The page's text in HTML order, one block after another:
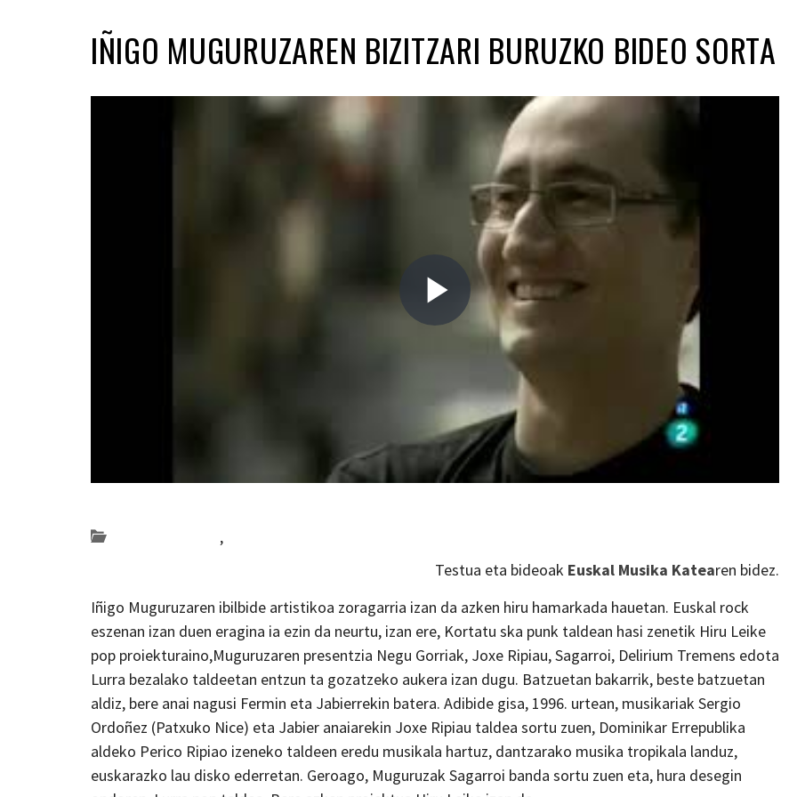
IÑIGO MUGURUZAREN BIZITZARI BURUZKO BIDEO SORTA
,
Testua eta bideoak Euskal Musika Katearen bidez.
Iñigo Muguruzaren ibilbide artistikoa zoragarria izan da azken hiru hamarkada hauetan. Euskal rock
eszenan izan duen eragina ia ezin da neurtu, izan ere, Kortatu ska punk taldean hasi zenetik Hiru Leike
pop proiekturaino,Muguruzaren presentzia Negu Gorriak, Joxe Ripiau, Sagarroi, Delirium Tremens edota
Lurra bezalako taldeetan entzun ta gozatzeko aukera izan dugu. Batzuetan bakarrik, beste batzuetan
aldiz, bere anai nagusi Fermin eta Jabierrekin batera. Adibide gisa, 1996. urtean, musikariak Sergio
Ordoñez (Patxuko Nice) eta Jabier anaiarekin Joxe Ripiau taldea sortu zuen, Dominikar Errepublika
aldeko Perico Ripiao izeneko taldeen eredu musikala hartuz, dantzarako musika tropikala landuz,
euskarazko lau disko ederretan. Geroago, Muguruzak Sagarroi banda sortu zuen eta, hura desegin